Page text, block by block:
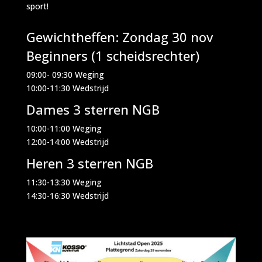
sport!
Gewichtheffen: Zondag 30 nov
Beginners (1 scheidsrechter)
09:00- 09:30 Weging
10:00-11:30 Wedstrijd
Dames 3 sterren NGB
10:00-11:00 Weging
12:00-14:00 Wedstrijd
Heren 3 sterren NGB
11:30-13:30 Weging
14:30-16:30 Wedstrijd